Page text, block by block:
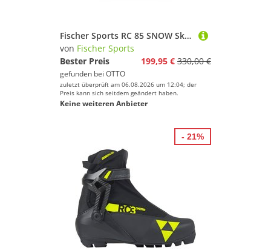
Fischer Sports RC 85 SNOW Skischuh
von Fischer Sports
Bester Preis
199,95 € 330,00 €
gefunden bei OTTO
zuletzt überprüft am 06.08.2026 um 12:04; der
Preis kann sich seitdem geändert haben.
Keine weiteren Anbieter
- 21%